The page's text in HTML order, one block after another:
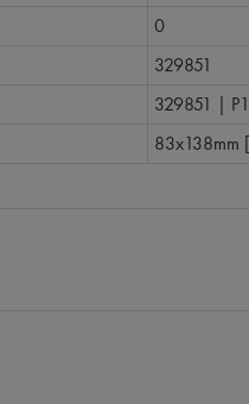
0
329851
329851 | P1
83x138mm